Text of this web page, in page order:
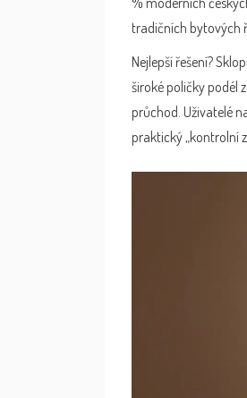
tradičních bytových
Nejlepší řešení?
široké poličky podél
průchod. Uživatelé
praktický „kontrolní